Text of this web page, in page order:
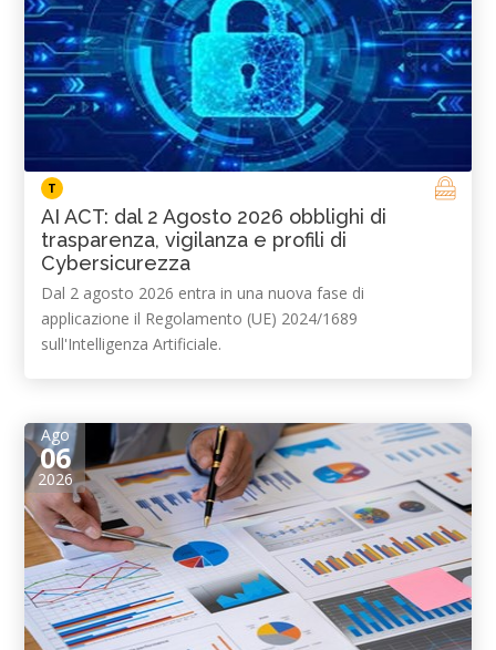
T
AI ACT: dal 2 Agosto 2026 obblighi di
trasparenza, vigilanza e profili di
Cybersicurezza
Dal 2 agosto 2026 entra in una nuova fase di
applicazione il Regolamento (UE) 2024/1689
sull'Intelligenza Artificiale.
Ago
06
2026